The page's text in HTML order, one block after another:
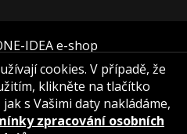
IDEA e-shop
cookies. V případě, že
klikněte na tlačítko
s Vašimi daty nakládáme,
zpracování osobních